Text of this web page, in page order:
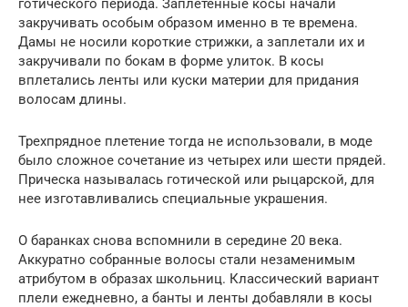
готического периода. Заплетенные косы начали
закручивать особым образом именно в те времена.
Дамы не носили короткие стрижки, а заплетали их и
закручивали по бокам в форме улиток. В косы
вплетались ленты или куски материи для придания
волосам длины.
Трехпрядное плетение тогда не использовали, в моде
было сложное сочетание из четырех или шести прядей.
Прическа называлась готической или рыцарской, для
нее изготавливались специальные украшения.
О баранках снова вспомнили в середине 20 века.
Аккуратно собранные волосы стали незаменимым
атрибутом в образах школьниц. Классический вариант
плели ежедневно, а банты и ленты добавляли в косы